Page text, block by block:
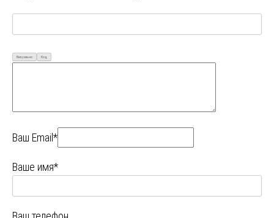
Визуально Код
Ваш Email*
Ваше имя*